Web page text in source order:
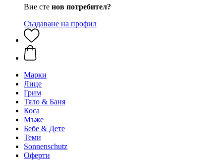
Вие сте нов потребител?
Създаване на профил
Марки
Лице
Грим
Тяло & Баня
Коса
Мъже
Бебе & Дете
Теми
Sonnenschutz
Оферти